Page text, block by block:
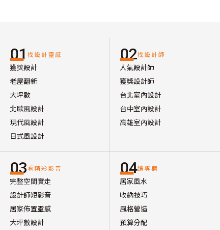
01 找設計靈感
獲獎設計
老屋翻新
大坪數
北歐風設計
現代風設計
日式風設計
02找設計師
人氣設計師
獲獎設計師
台北室內設計
台中室內設計
高雄室內設計
03看精彩影音
完整空間實走
設計師短影音
居家佈置靈感
大坪數設計
04讀專欄
居家風水
收納技巧
風格營造
預算分配